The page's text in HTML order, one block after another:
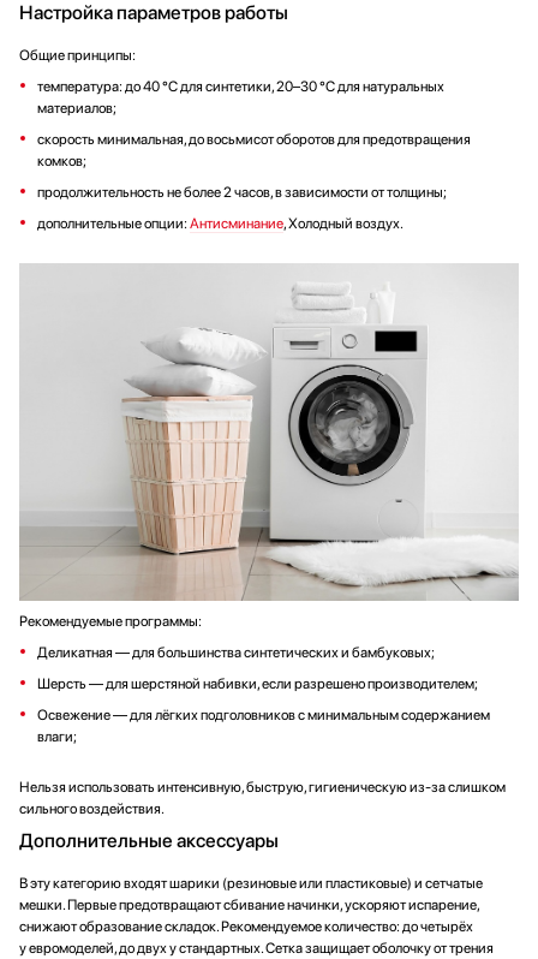
Настройка параметров работы
Общие принципы:
температура: до 40 °C для синтетики, 20–30 °C для натуральных
материалов;
скорость минимальная, до восьмисот оборотов для предотвращения
комков;
продолжительность не более 2 часов, в зависимости от толщины;
дополнительные опции: Антисминание, Холодный воздух.
Рекомендуемые программы:
Деликатная — для большинства синтетических и бамбуковых;
Шерсть — для шерстяной набивки, если разрешено производителем;
Освежение — для лёгких подголовников с минимальным содержанием
влаги;
Нельзя использовать интенсивную, быструю, гигиеническую из-за слишком
сильного воздействия.
Дополнительные аксессуары
В эту категорию входят шарики (резиновые или пластиковые) и сетчатые
мешки. Первые предотвращают сбивание начинки, ускоряют испарение,
снижают образование складок. Рекомендуемое количество: до четырёх
у евромоделей, до двух у стандартных. Сетка защищает оболочку от трения